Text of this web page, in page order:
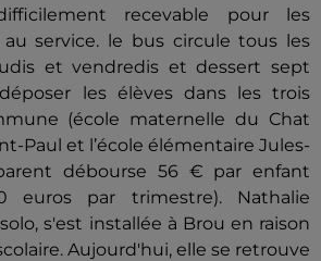
recevable pour les
service. le bus circule tous les
et vendredis et dessert sept
les élèves dans les trois
(école maternelle du Chat
Paul et l’école élémentaire Jules-
débourse 56 € par enfant
euros par trimestre). Nathalie
s'est installée à Brou en raison
Aujourd'hui, elle se retrouve